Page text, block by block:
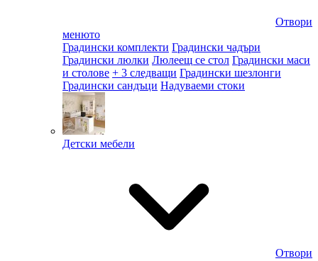
Отвори
менюто
Градински комплекти Градински чадъри
Градински люлки Люлеещ се стол Градински маси
и столове + 3 следващи Градински шезлонги
Градински сандъци Надуваеми стоки
Детски мебели
Отвори